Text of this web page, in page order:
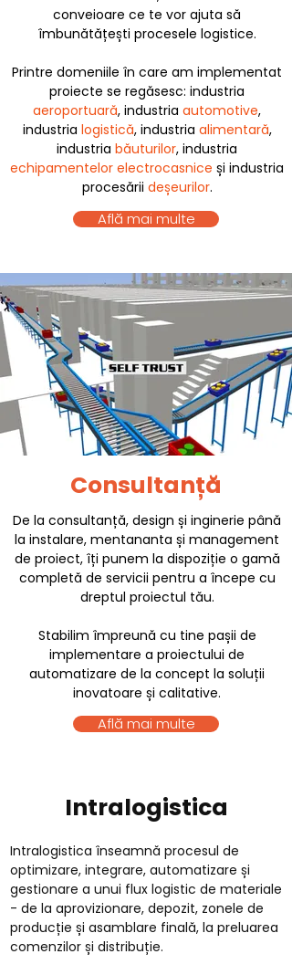
conveioare ce te vor ajuta să
îmbunătățești procesele logistice.
Printre domeniile în care am implementat
proiecte se regăsesc: industria
aeroportuară, industria automotive,
industria logistică, industria alimentară,
industria băuturilor, industria
echipamentelor electrocasnice și industria
procesării deșeurilor.
Află mai multe
Consultanță
De la consultanță, design și inginerie până
la instalare, mentananta și management
de proiect, îți punem la dispoziție o gamă
completă de servicii pentru a începe cu
dreptul proiectul tău.
Stabilim împreună cu tine pașii de
implementare a proiectului de
automatizare de la concept la soluții
inovatoare și calitative.
Află mai multe
Intralogistica
Intralogistica înseamnă procesul de
optimizare, integrare, automatizare și
gestionare a unui flux logistic de materiale
- de la aprovizionare, depozit, zonele de
producție și asamblare finală, la preluarea
comenzilor și distribuție.